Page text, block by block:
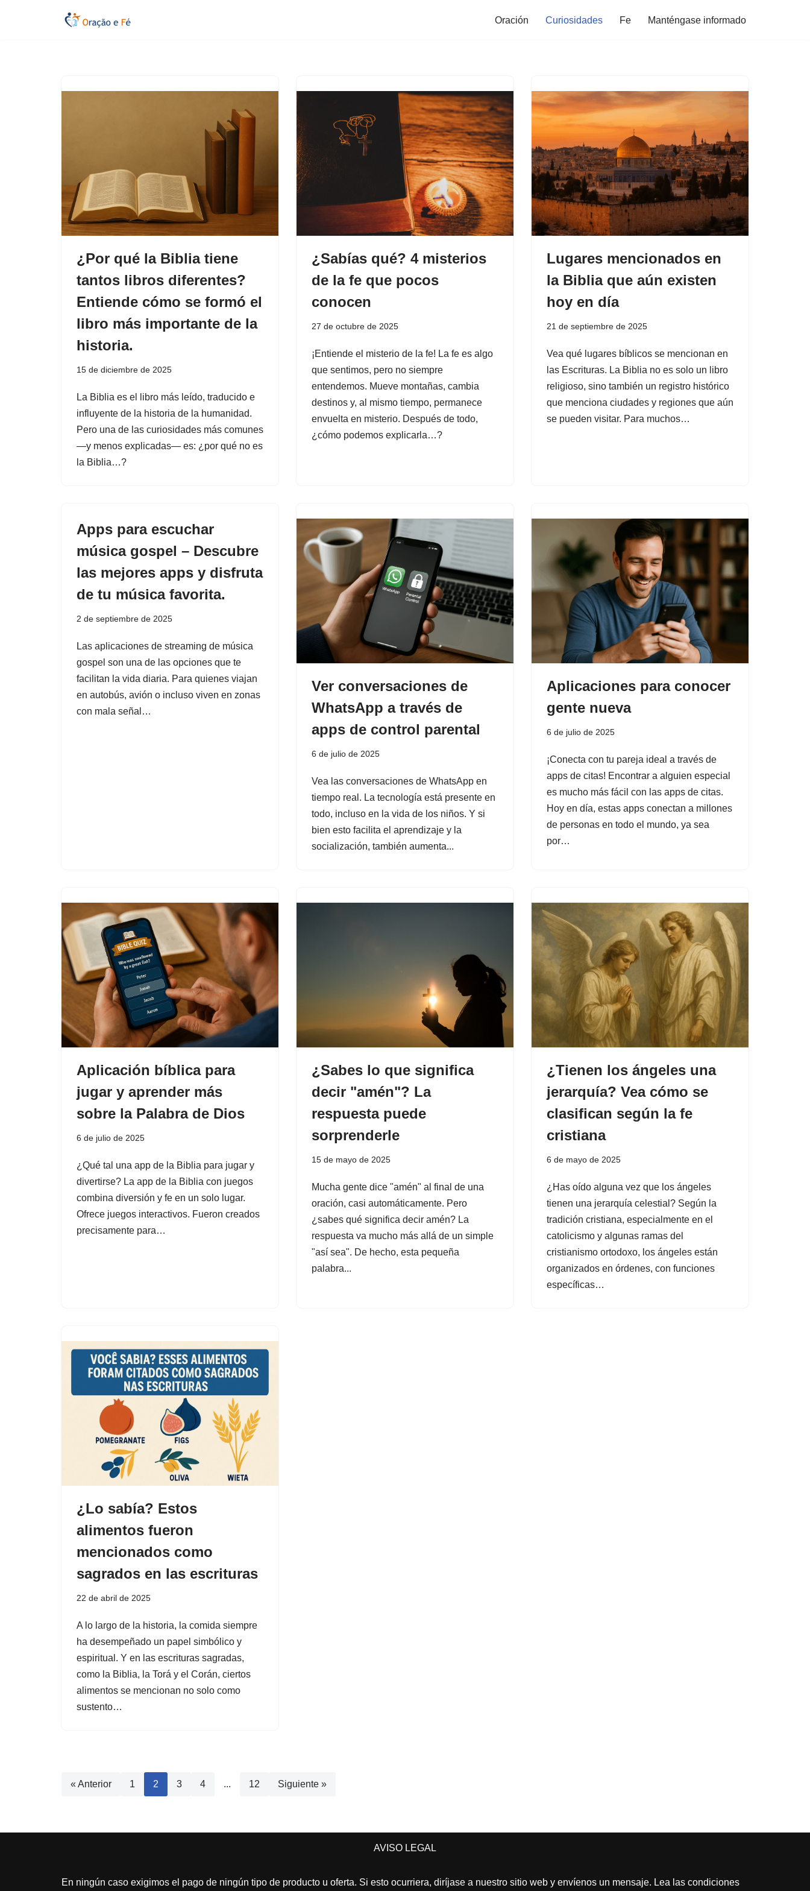
Oración Curiosidades Fe Manténgase informado
¿Por qué la Biblia tiene
tantos libros diferentes?
Entiende cómo se formó el
libro más importante de la
historia.
15 de diciembre de 2025
La Biblia es el libro más leído, traducido e
influyente de la historia de la humanidad.
Pero una de las curiosidades más comunes
—y menos explicadas— es: ¿por qué no es
la Biblia…?
¿Sabías qué? 4 misterios
de la fe que pocos
conocen
27 de octubre de 2025
¡Entiende el misterio de la fe! La fe es algo
que sentimos, pero no siempre
entendemos. Mueve montañas, cambia
destinos y, al mismo tiempo, permanece
envuelta en misterio. Después de todo,
¿cómo podemos explicarla…?
Lugares mencionados en
la Biblia que aún existen
hoy en día
21 de septiembre de 2025
Vea qué lugares bíblicos se mencionan en
las Escrituras. La Biblia no es solo un libro
religioso, sino también un registro histórico
que menciona ciudades y regiones que aún
se pueden visitar. Para muchos…
Apps para escuchar
música gospel – Descubre
las mejores apps y disfruta
de tu música favorita.
2 de septiembre de 2025
Las aplicaciones de streaming de música
gospel son una de las opciones que te
facilitan la vida diaria. Para quienes viajan
en autobús, avión o incluso viven en zonas
con mala señal…
Ver conversaciones de
WhatsApp a través de
apps de control parental
6 de julio de 2025
Vea las conversaciones de WhatsApp en
tiempo real. La tecnología está presente en
todo, incluso en la vida de los niños. Y si
bien esto facilita el aprendizaje y la
socialización, también aumenta...
Aplicaciones para conocer
gente nueva
6 de julio de 2025
¡Conecta con tu pareja ideal a través de
apps de citas! Encontrar a alguien especial
es mucho más fácil con las apps de citas.
Hoy en día, estas apps conectan a millones
de personas en todo el mundo, ya sea
por…
Aplicación bíblica para
jugar y aprender más
sobre la Palabra de Dios
6 de julio de 2025
¿Qué tal una app de la Biblia para jugar y
divertirse? La app de la Biblia con juegos
combina diversión y fe en un solo lugar.
Ofrece juegos interactivos. Fueron creados
precisamente para…
¿Sabes lo que significa
decir "amén"? La
respuesta puede
sorprenderle
15 de mayo de 2025
Mucha gente dice "amén" al final de una
oración, casi automáticamente. Pero
¿sabes qué significa decir amén? La
respuesta va mucho más allá de un simple
"así sea". De hecho, esta pequeña
palabra...
¿Tienen los ángeles una
jerarquía? Vea cómo se
clasifican según la fe
cristiana
6 de mayo de 2025
¿Has oído alguna vez que los ángeles
tienen una jerarquía celestial? Según la
tradición cristiana, especialmente en el
catolicismo y algunas ramas del
cristianismo ortodoxo, los ángeles están
organizados en órdenes, con funciones
específicas…
¿Lo sabía? Estos
alimentos fueron
mencionados como
sagrados en las escrituras
22 de abril de 2025
A lo largo de la historia, la comida siempre
ha desempeñado un papel simbólico y
espiritual. Y en las escrituras sagradas,
como la Biblia, la Torá y el Corán, ciertos
alimentos se mencionan no solo como
sustento…
« Anterior 1 2 3 4 ... 12 Siguiente »
AVISO LEGAL
En ningún caso exigimos el pago de ningún tipo de producto u oferta. Si esto ocurriera, diríjase a nuestro sitio web y envíenos un mensaje. Lea las condiciones